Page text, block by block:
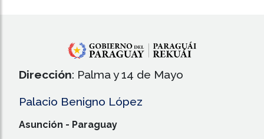
Dirección: Palma y 14 de Mayo
Palacio Benigno López
Asunción - Paraguay